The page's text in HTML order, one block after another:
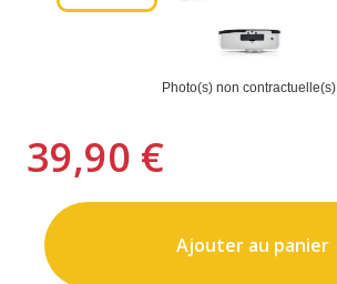
Photo(s) non contractuelle(s)
39,90 €
Ajouter au panier